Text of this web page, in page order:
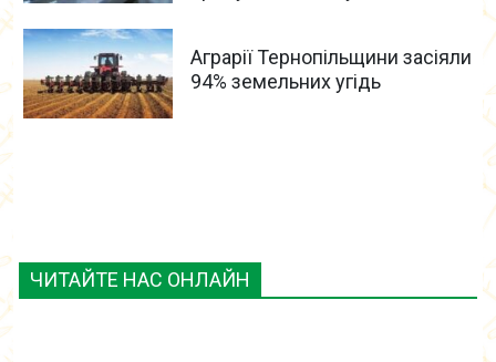
ЧИТАЙТЕ НАС ОНЛАЙН
Аграрії Тернопільщини засіяли
94% земельних угідь